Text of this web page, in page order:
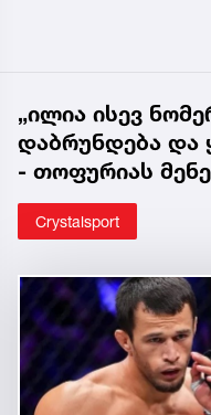
„ილია ისევ
დაბრუნდება და
- თოფურიას
Crystalsport